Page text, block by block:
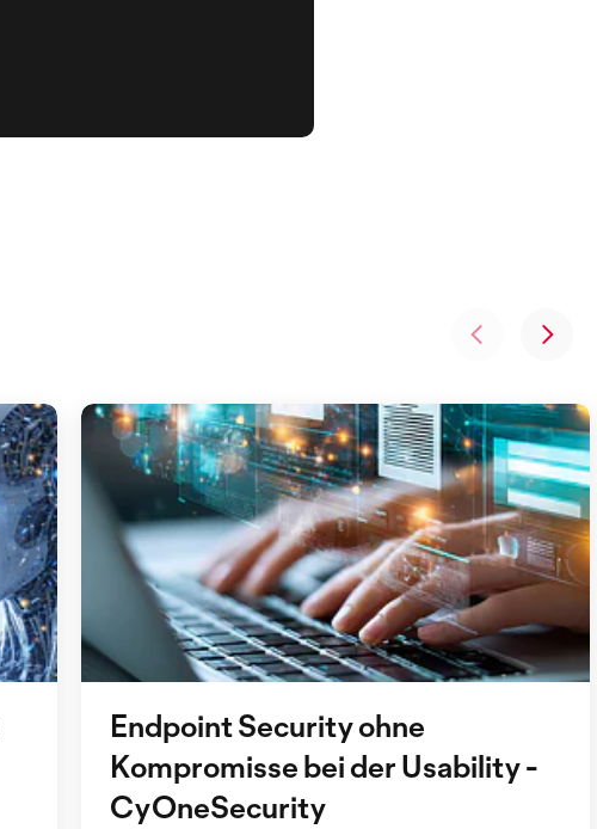
Endpoint Security ohne
Kompromisse bei der Usability -
CyOneSecurity